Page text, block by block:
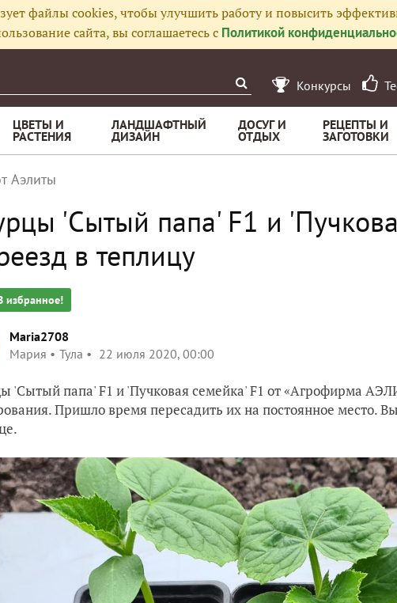
файлы cookies, чтобы улучшить работу и повысить
сайта, вы соглашаетесь с Политикой
Конкурсы
ЦВЕТЫ И
РАСТЕНИЯ
ЛАНДШАФТНЫЙ
ДИЗАЙН
ДОСУГ И
ОТДЫХ
РЕЦЕПТЫ И
ЗАГОТОВКИ
Аэлиты
'Сытый папа' F1 и
в теплицу
избранное!
Maria2708
Мария
Тула 22 июля 2020, 00:00
'Сытый папа' F1 и 'Пучковая семейка' F1 от «Агрофирма
Пришло время пересадить их на постоянное место.